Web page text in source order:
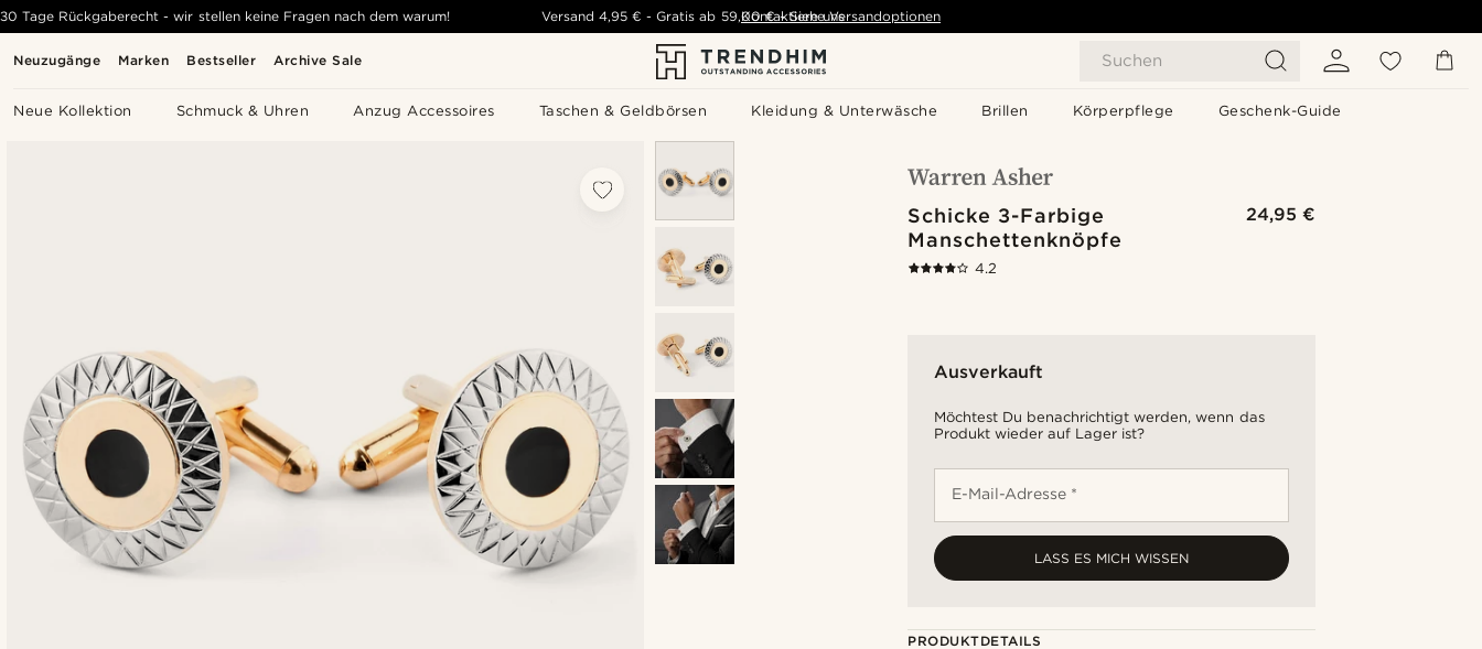
Neuzugänge Marken Bestseller Archive Sale Suchen
Neue Kollektion Schmuck & Uhren Anzug Accessoires Taschen & Geldbörsen Kleidung & Unterwäsche Brillen Körperpflege Geschenk-Guide
30 Tage Rückgaberecht - wir stellen keine Fragen nach dem warum! Versand 4,95 € -Gratis ab 59,00 € - Siehe Versandoptionen
Kontaktiere uns
Schicke 3-Farbige
Manschettenknöpfe
24,95 €
4.2
Ausverkauft
Möchtest Du benachrichtigt werden, wenn das
Produkt wieder auf Lager ist?
E-Mail-Adresse *
LASS ES MICH WISSEN
PRODUKTDETAILS